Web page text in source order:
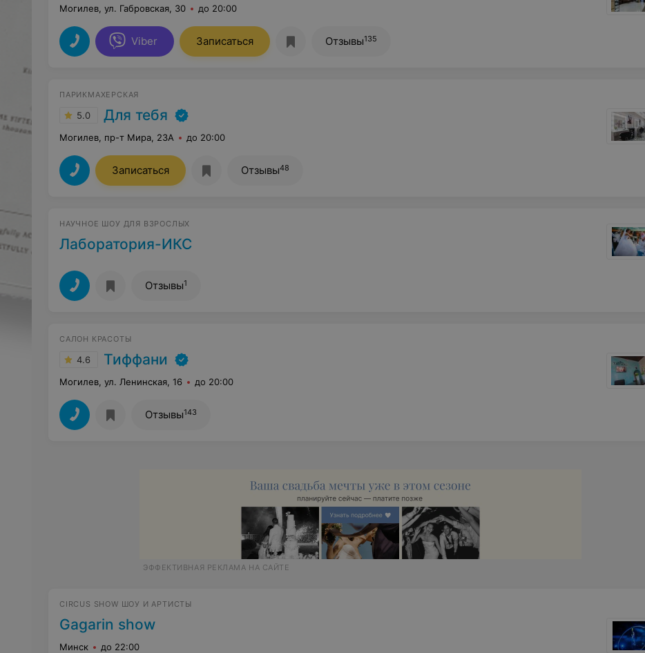
Могилев, ул. Габровская, 30 до 20:00
Viber Записаться Отзывы135
ПАРИКМАХЕРСКАЯ
5.0 Для тебя
Могилев, пр-т Мира, 23А до 20:00
Записаться Отзывы48
НАУЧНОЕ ШОУ ДЛЯ ВЗРОСЛЫХ
Лаборатория-ИКС
Отзывы1
САЛОН КРАСОТЫ
4.6 Тиффани
Могилев, ул. Ленинская, 16 до 20:00
Отзывы143
ЭФФЕКТИВНАЯ РЕКЛАМА НА САЙТЕ
CIRCUS SHOW ШОУ И АРТИСТЫ
Gagarin show
Минск до 22:00